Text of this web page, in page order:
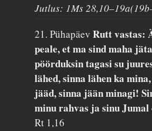
Jutlus: 1Ms
21. PühapäevRutt vastas:
peale, et ma sind maha
pöörduksin tagasi su
lähed, sinna lähen ka
jääd, sinna jään minagi!
minu rahvas ja sinu
Rt 1,16